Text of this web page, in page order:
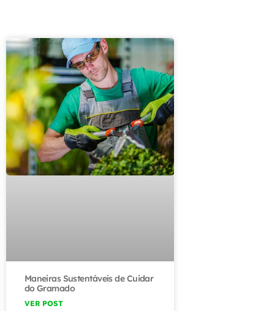
Maneiras Sustentáveis de Cuidar
do Gramado
VER POST